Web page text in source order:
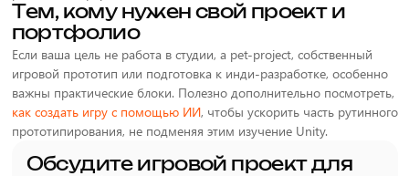
Тем, кому нужен свой проект и
портфолио
Если ваша цель не работа в студии, а pet-project, собственный
игровой прототип или подготовка к инди-разработке, особенно
важны практические блоки. Полезно дополнительно посмотреть,
как создать игру с помощью ИИ, чтобы ускорить часть рутинного
прототипирования, не подменяя этим изучение Unity.
Обсудите игровой проект для